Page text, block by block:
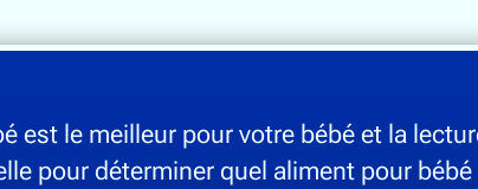
est le meilleur pour votre bébé et la
pour déterminer quel aliment pour bébé